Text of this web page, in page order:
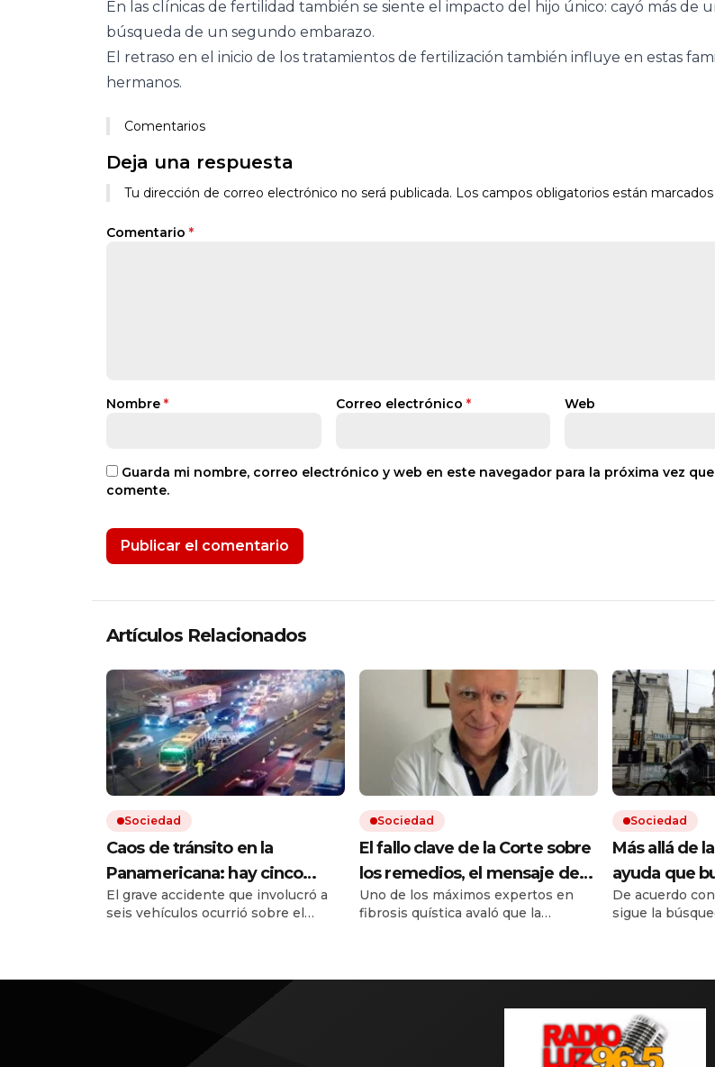
En las clínicas de fertilidad también se siente el impacto del hijo único: cayó más de
búsqueda de un segundo embarazo.
El retraso en el inicio de los tratamientos de fertilización también influye en estas
hermanos.
Comentarios
Deja una respuesta
Tu dirección de correo electrónico no será publicada. Los campos obligatorios están
Comentario *
Nombre * Correo electrónico * Web
Guarda mi nombre, correo electrónico y web en este navegador para la próxima vez que
comente.
Artículos Relacionados
Sociedad
Caos de tránsito en la
Panamericana: hay cinco
heridos por un choque
múltiple
El grave accidente que involucró a
seis vehículos ocurrió sobre el
cortados y fuertes demoras para
Sociedad
El fallo clave de la Corte sobre
los remedios, el mensaje de
un referente médico y otro
posible conflicto en puerta
Uno de los máximos expertos en
fibrosis quística avaló que la
surgieron dudas entre pacientes y
terapia que ya usan en EE.UU. y
Sociedad
Más allá de
ayuda que
de las
iglesias y
De acuerdo
sigue la